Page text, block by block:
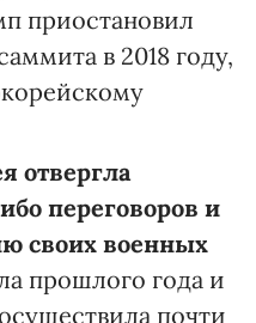
приостановил
в 2018 году,
отвергла
переговоров и
своих военных
прошлого года и
почти